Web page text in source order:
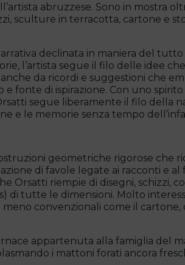
abruzzese. Sono in mostra
sculture in terracotta, cartone e
declinata in maniera del
l’artista segue il filo delle idee
da ricordi e suggestioni che
fonte di ispirazione. Con uno
segue liberamente il filo della
e le memorie senza tempo
geometriche rigorose che
di favole legate ai racconti e
Orsatti riempie di disegni, schizzi,
di tutte le dimensioni. Molto
convenzionali come il cartone,
appartenuta alla famiglia del
i mattoni forati ancora